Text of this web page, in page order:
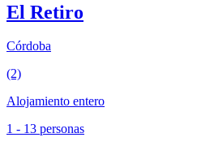
El Retiro
Córdoba
(2)
Alojamiento entero
1 - 13 personas